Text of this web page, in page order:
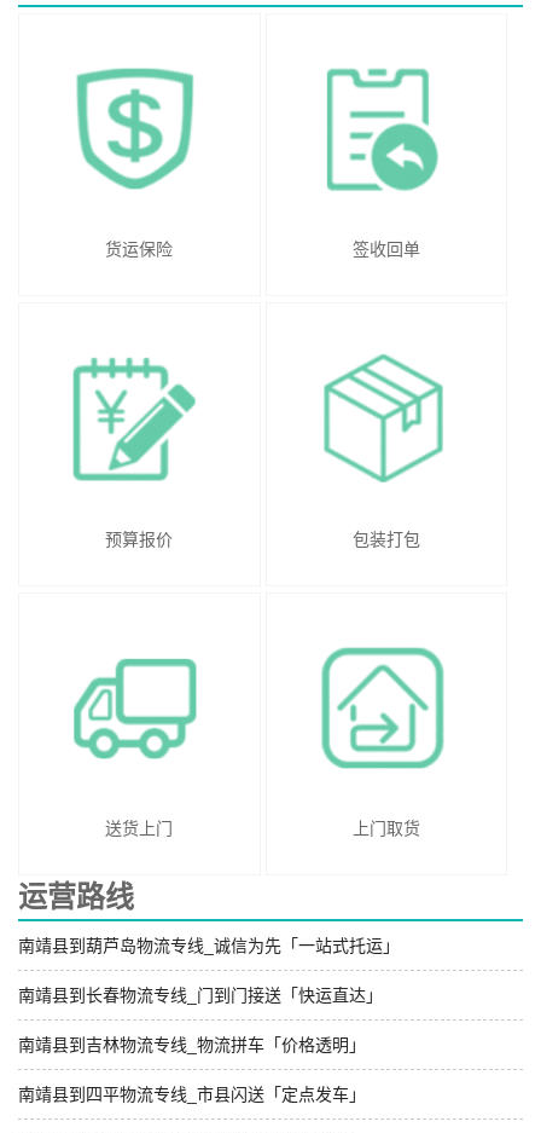
货运保险 签收回单
预算报价 包装打包
送货上门 上门取货
运营路线
南靖县到葫芦岛物流专线_诚信为先「一站式托运」
南靖县到长春物流专线_门到门接送「快运直达」
南靖县到吉林物流专线_物流拼车「价格透明」
南靖县到四平物流专线_市县闪送「定点发车」